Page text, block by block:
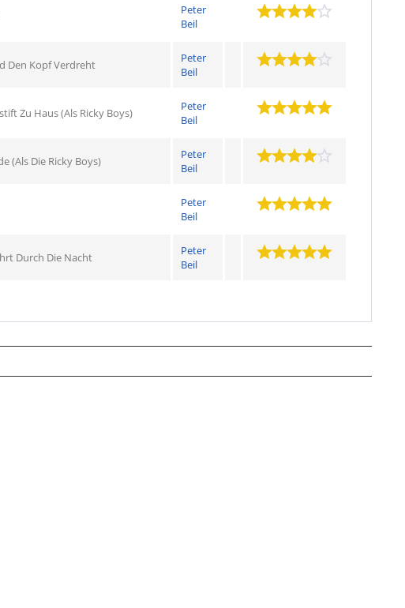
Peter
Beil
Den Kopf Verdreht
Peter
Beil
Zu Haus (Als Ricky Boys)
Peter
Beil
(Als Die Ricky Boys)
Peter
Beil
Peter
Beil
Durch Die Nacht
Peter
Beil